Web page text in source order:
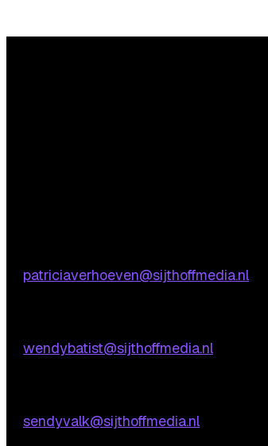
patriciaverhoeven@sijthoffmedia.nl
wendybatist@sijthoffmedia.nl
sendyvalk@sijthoffmedia.nl